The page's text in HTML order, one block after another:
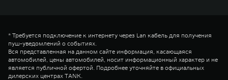
* Требуется подключение к интернету через Lan кабель для получения
пуш-уведомлений о событиях.
Вся представленная на данном сайте информация, касающаяся
автомобилей, цены автомобилей, носит информационный характер и не
является публичной офертой. Подробнее уточняйте в официальных
дилерских центрах TANK.